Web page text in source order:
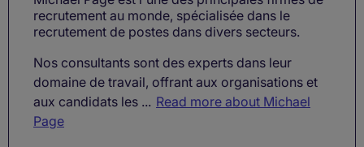
recrutement au monde, spécialisée dans le
recrutement de postes dans divers secteurs.
Nos consultants sont des experts dans leur
domaine de travail, offrant aux organisations et
aux candidats les ... Read more about Michael
Page